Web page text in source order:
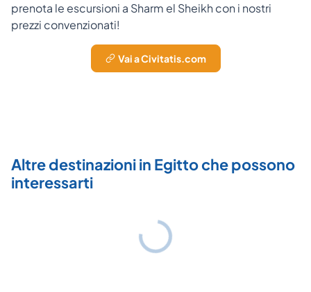
prenota le escursioni a Sharm el Sheikh con i nostri
prezzi convenzionati!
Vai a Civitatis.com
Altre destinazioni in Egitto che possono
interessarti